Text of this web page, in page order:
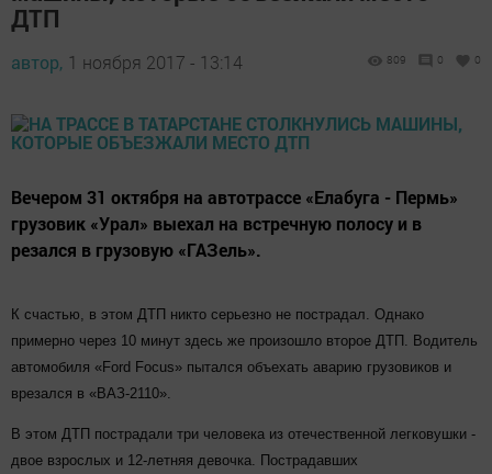
ДТП
автор, 1 ноября 2017 - 13:14 809 0 0
Вечером 31 октября на автотрассе «Елабуга - Пермь»
грузовик «Урал» выехал на встречную полосу и в
резался в грузовую «ГАЗель».
К счастью, в этом ДТП никто серьезно не пострадал. Однако
примерно через 10 минут здесь же произошло второе ДТП. Водитель
автомобиля «Ford Focus» пытался объехать аварию грузовиков и
врезался в «ВАЗ-2110».
В этом ДТП пострадали три человека из отечественной легковушки -
двое взрослых и 12-летняя девочка. Пострадавших